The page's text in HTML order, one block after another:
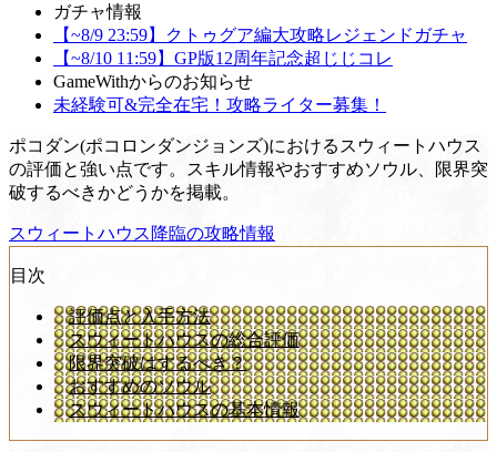
ガチャ情報
【~8/9 23:59】クトゥグア編大攻略レジェンドガチャ
【~8/10 11:59】GP版12周年記念超じじコレ
GameWithからのお知らせ
未経験可&完全在宅！攻略ライター募集！
ポコダン(ポコロンダンジョンズ)におけるスウィートハウス
の評価と強い点です。スキル情報やおすすめソウル、限界突
破するべきかどうかを掲載。
スウィートハウス降臨の攻略情報
目次
評価点と入手方法
スウィートハウスの総合評価
限界突破はするべき？
おすすめのソウル
スウィートハウスの基本情報